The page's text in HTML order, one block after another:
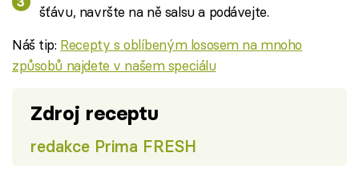
šťávu, navršte na ně salsu a podávejte.
Náš tip: Recepty s oblíbeným lososem na mnoho
způsobů najdete v našem speciálu
Zdroj receptu
redakce Prima FRESH